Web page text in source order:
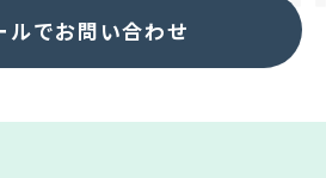
ルでお問い合わせ